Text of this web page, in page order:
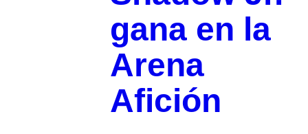
gana en la
Arena
Afición